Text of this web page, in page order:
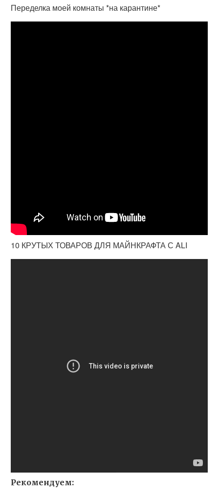
Переделка моей комнаты *на карантине*
10 КРУТЫХ ТОВАРОВ ДЛЯ МАЙНКРАФТА С ALI
Рекомендуем: